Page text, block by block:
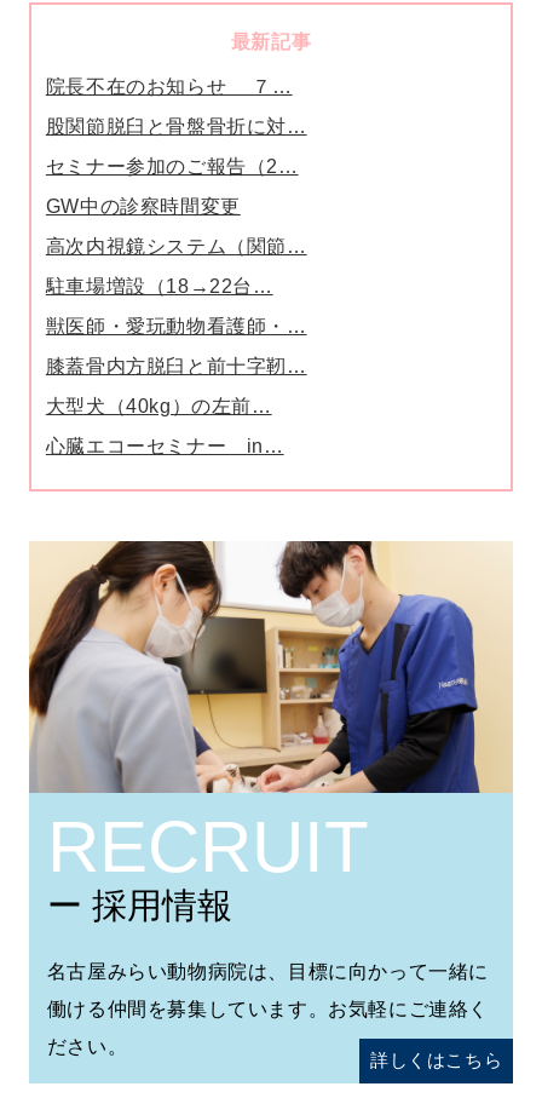
最新記事
院長不在のお知らせ ７…
股関節脱臼と骨盤骨折に対…
セミナー参加のご報告（2…
GW中の診察時間変更
高次内視鏡システム（関節…
駐車場増設（18→22台…
獣医師・愛玩動物看護師・…
膝蓋骨内方脱臼と前十字靭…
大型犬（40kg）の左前…
心臓エコーセミナー in…
RECRUIT
ー 採用情報
名古屋みらい動物病院は、目標に向かって一緒に
働ける仲間を募集しています。お気軽にご連絡く
ださい。
詳しくはこちら